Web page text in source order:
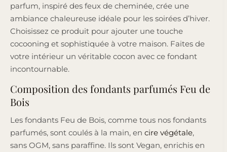
parfum, inspiré des feux de cheminée, crée une
ambiance chaleureuse idéale pour les soirées d’hiver.
Choisissez ce produit pour ajouter une touche
cocooning et sophistiquée à votre maison. Faites de
votre intérieur un véritable cocon avec ce fondant
incontournable.
Composition des fondants parfumés Feu de
Bois
Les fondants Feu de Bois, comme tous nos fondants
parfumés, sont coulés à la main, en cire végétale,
sans OGM, sans paraffine. Ils sont Vegan, enrichis en